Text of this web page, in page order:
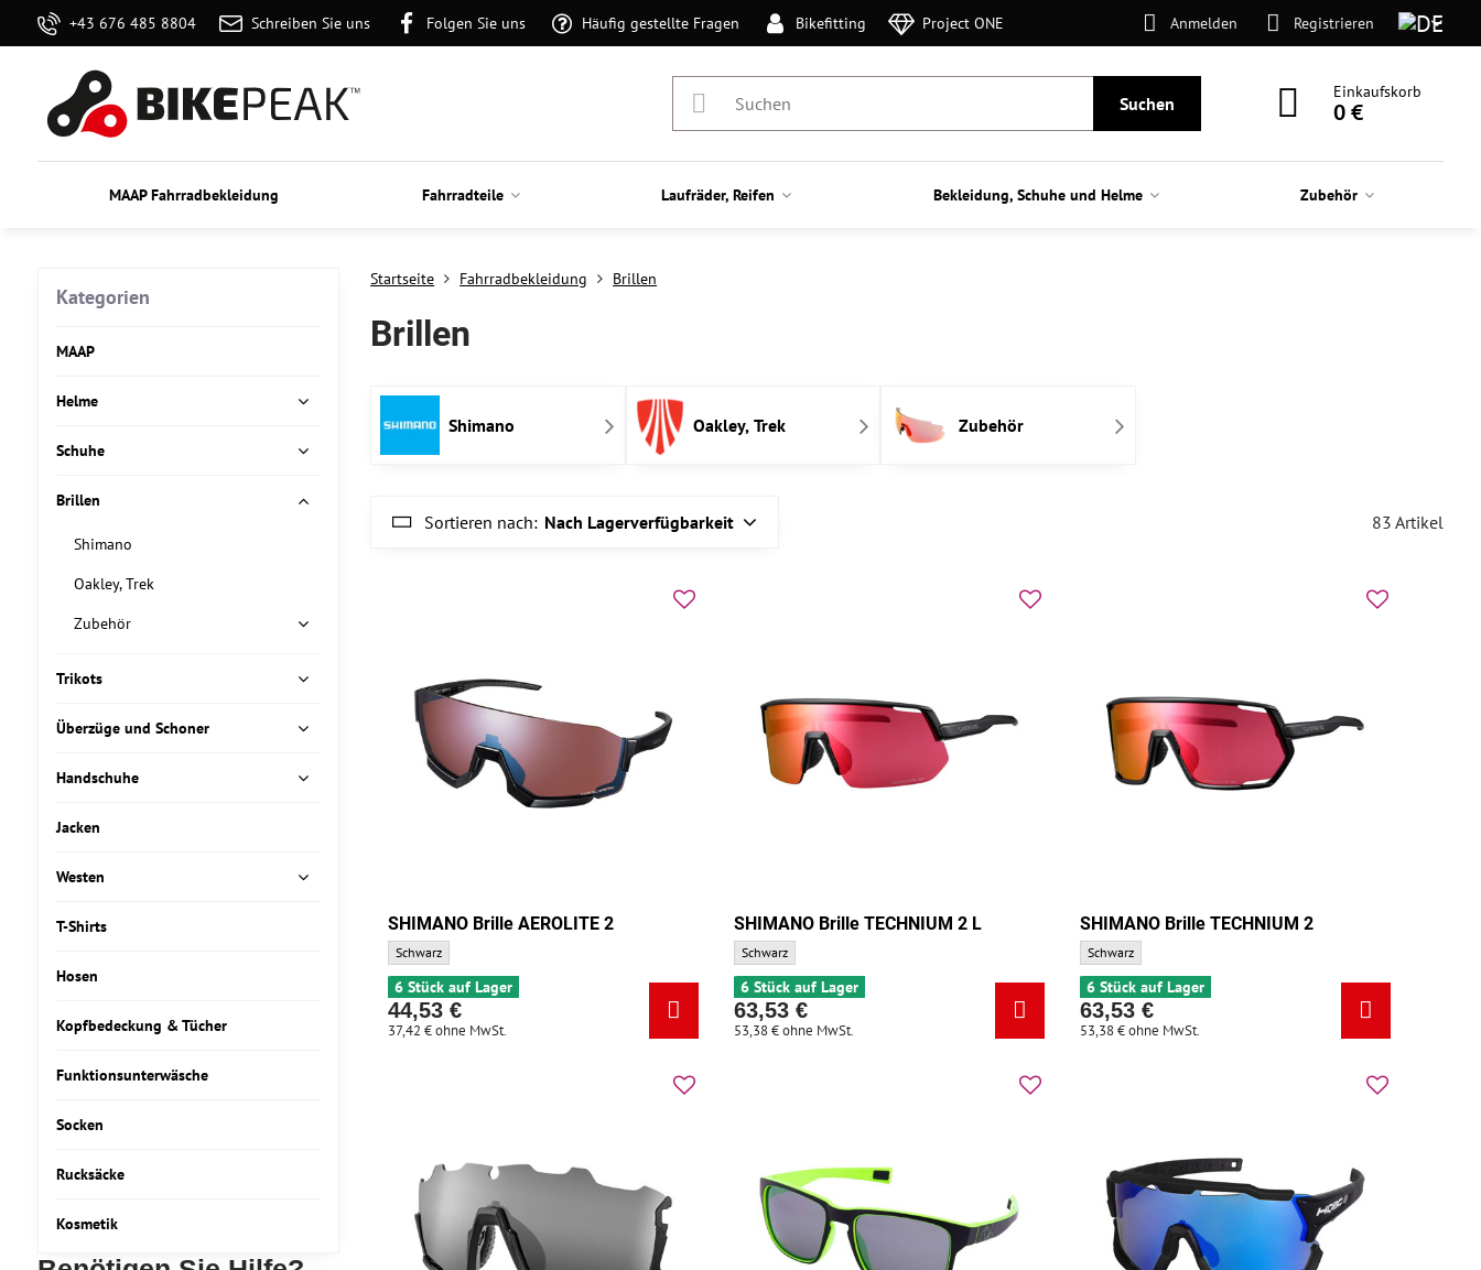
+43 676 485 8804 Schreiben Sie uns Folgen Sie uns Häufig gestellte Fragen Bikefitting Project ONE Anmelden Registrieren
Suchen
Einkaufskorb
0 €
MAAP Fahrradbekleidung Fahrradteile Laufräder, Reifen Bekleidung, Schuhe und Helme Zubehör
Startseite Fahrradbekleidung Brillen
Brillen
Shimano Oakley, Trek Zubehör
Sortieren nach: Nach Lagerverfügbarkeit 83 Artikel
SHIMANO Brille AEROLITE 2
SHIMANO Brille AEROLITE 2 - Grundfarbe:
Schwarz
6 Stück auf Lager
44,53 €
37,42 €ohne MwSt.
SHIMANO Brille TECHNIUM 2 L
SHIMANO Brille TECHNIUM 2 L - Grundfarbe:
Schwarz
6 Stück auf Lager
63,53 €
53,38 €ohne MwSt.
SHIMANO Brille TECHNIUM 2
SHIMANO Brille TECHNIUM 2 - Grundfarbe:
Schwarz
6 Stück auf Lager
63,53 €
53,38 €ohne MwSt.
Kategorien
MAAP
Helme
Schuhe
Brillen
Shimano
Oakley, Trek
Zubehör
Trikots
Überzüge und Schoner
Handschuhe
Jacken
Westen
T-Shirts
Hosen
Kopfbedeckung & Tücher
Funktionsunterwäsche
Socken
Rucksäcke
Kosmetik